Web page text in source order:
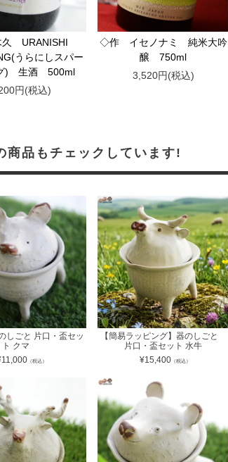
URANISHI
うらにしスパー
) 生酒 500ml
円(税込)
◇作 イセノナミ 純米大吟
醸 750ml
3,520円(税込)
商品もチェックしています!
しごと 片口・盃セッ
ト クマ
11,000（税込）
【簡易ラッピング】器のしごと
片口・盃セット 水牛
¥15,400（税込）